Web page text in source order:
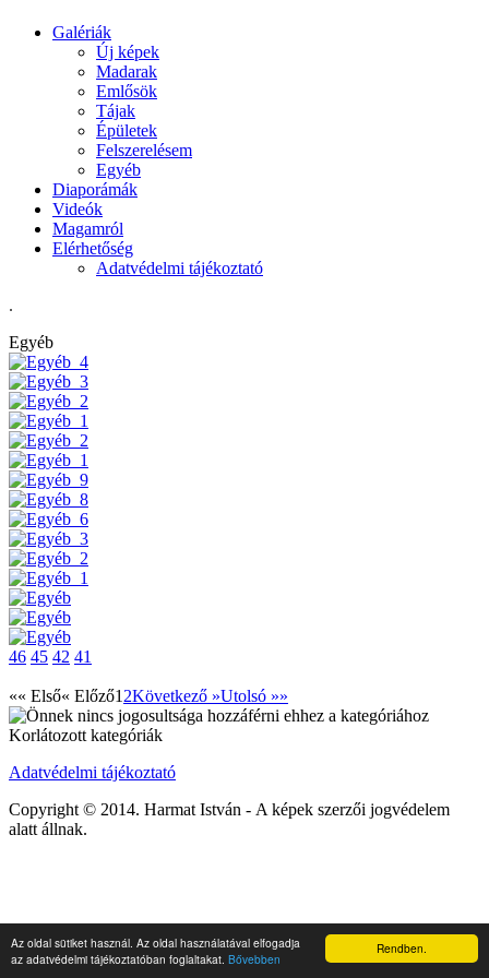
Rendben.
Az oldal sütiket használ. Az oldal használatával elfogadja
az adatvédelmi tájékoztatóban foglaltakat. Bővebben
Galériák
Új képek
Madarak
Emlősök
Tájak
Épületek
Felszerelésem
Egyéb
Diaporámák
Videók
Magamról
Elérhetőség
Adatvédelmi tájékoztató
.
Egyéb
46 45 42 41
«« Első« Előző12Következő »Utolsó »»
Korlátozott kategóriák
Adatvédelmi tájékoztató
Copyright © 2014. Harmat István - A képek szerzői jogvédelem
alatt állnak.